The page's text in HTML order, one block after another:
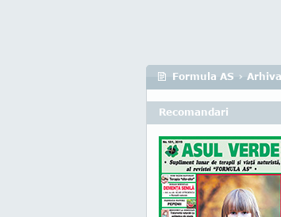
Formula AS › Arhiva
Recomandari